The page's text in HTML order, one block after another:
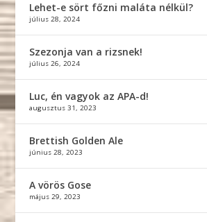
Lehet-e sört főzni maláta nélkül?
július 28, 2024
Szezonja van a rizsnek!
július 26, 2024
Luc, én vagyok az APA-d!
augusztus 31, 2023
Brettish Golden Ale
június 28, 2023
A vörös Gose
május 29, 2023